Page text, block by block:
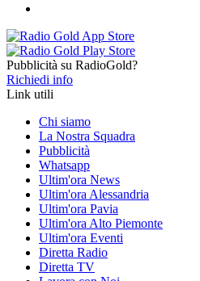
Pubblicità su RadioGold?
Richiedi info
Link utili
Chi siamo
La Nostra Squadra
Pubblicità
Whatsapp
Ultim'ora News
Ultim'ora Alessandria
Ultim'ora Pavia
Ultim'ora Alto Piemonte
Ultim'ora Eventi
Diretta Radio
Diretta TV